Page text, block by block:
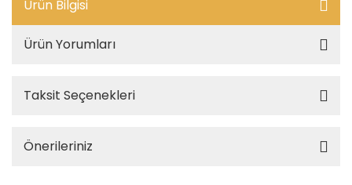
Ürün Bilgisi
Ürün Yorumları
Taksit Seçenekleri
Önerileriniz